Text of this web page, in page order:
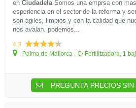
en CiudadelaSomos una emprsa con
esperiencia en el sector de la reforma y
son ágiles, limpios y con la calidad que
nos avalan. podemos...
4.3
Palma de Mallorca - C/ Fertilitzadora, 1
PREGUNTA PRECIOS